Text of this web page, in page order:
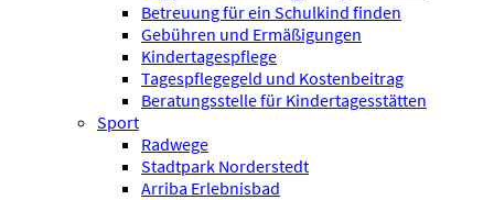
Betreuung für ein Schulkind finden
Gebühren und Ermäßigungen
Kindertagespflege
Tagespflegegeld und Kostenbeitrag
Beratungsstelle für Kindertagesstätten
Sport
Radwege
Stadtpark Norderstedt
Arriba Erlebnisbad